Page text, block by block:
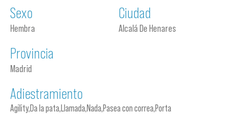
Sexo
Hembra
Ciudad
Alcalá De Henares
Provincia
Madrid
Adiestramiento
Agility,Da la pata,Llamada,Nada,Pasea con correa,Porta